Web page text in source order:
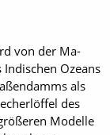
von der Ma­
Ozeans
als
des
Modelle